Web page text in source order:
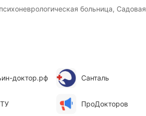
я
в
ь
больница, Садовая
доктор.рф Санталь
ПроДокторов